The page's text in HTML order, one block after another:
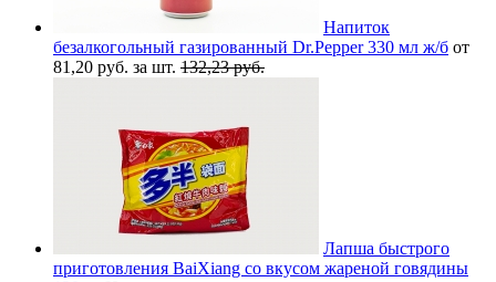
Напиток
безалкогольный газированный Dr.Pepper 330 мл ж/б от
81,20 руб. за шт. 132,23 руб.
Лапша быстрого
приготовления BaiXiang со вкусом жареной говядины